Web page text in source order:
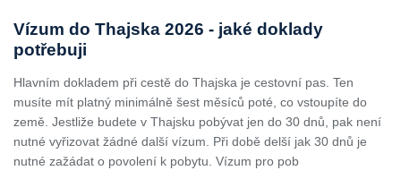
Vízum do Thajska 2026 - jaké doklady
potřebuji
Hlavním dokladem při cestě do Thajska je cestovní pas. Ten
musíte mít platný minimálně šest měsíců poté, co vstoupíte do
země. Jestliže budete v Thajsku pobývat jen do 30 dnů, pak není
nutné vyřizovat žádné další vízum. Při době delší jak 30 dnů je
nutné zažádat o povolení k pobytu. Vízum pro pob